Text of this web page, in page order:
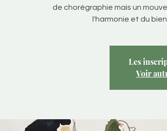
de chorégraphie mais un
l'harmonie et du
Les
Voir